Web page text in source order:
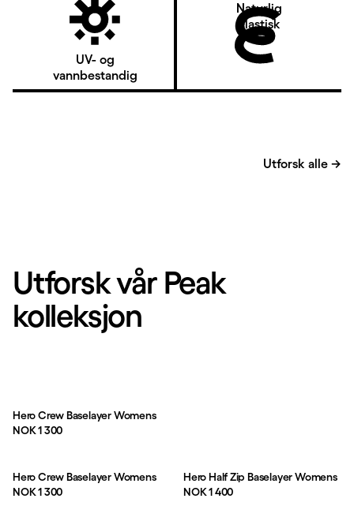
UV- og
vannbestandig
Naturlig
elastisk
Utforsk alle →
Utforsk vår Peak
kolleksjon
Hero Crew Baselayer Womens
Pris:
NOK 1 300
Hero Crew Baselayer Womens
Pris:
NOK 1 300
Hero Half Zip Baselayer Womens
Pris:
NOK 1 400